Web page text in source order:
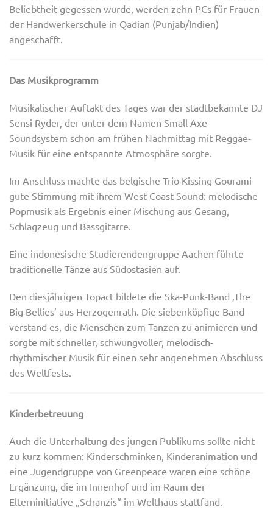
Beliebtheit gegessen wurde, werden zehn PCs für Frauen
der Handwerkerschule in Qadian (Punjab/Indien)
angeschafft.
Das Musikprogramm
Musikalischer Auftakt des Tages war der stadtbekannte DJ
Sensi Ryder, der unter dem Namen Small Axe
Soundsystem schon am frühen Nachmittag mit Reggae-
Musik für eine entspannte Atmosphäre sorgte.
Im Anschluss machte das belgische Trio Kissing Gourami
gute Stimmung mit ihrem West-Coast-Sound: melodische
Popmusik als Ergebnis einer Mischung aus Gesang,
Schlagzeug und Bassgitarre.
Eine indonesische Studierendengruppe Aachen führte
traditionelle Tänze aus Südostasien auf.
Den diesjährigen Topact bildete die Ska-Punk-Band ‚The
Big Bellies’ aus Herzogenrath. Die siebenköpfige Band
verstand es, die Menschen zum Tanzen zu animieren und
sorgte mit schneller, schwungvoller, melodisch-
rhythmischer Musik für einen sehr angenehmen Abschluss
des Weltfests.
Kinderbetreuung
Auch die Unterhaltung des jungen Publikums sollte nicht
zu kurz kommen: Kinderschminken, Kinderanimation und
eine Jugendgruppe von Greenpeace waren eine schöne
Ergänzung, die im Innenhof und im Raum der
Elterninitiative „Schanzis“ im Welthaus stattfand.